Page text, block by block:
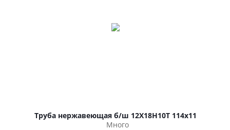
Труба нержавеющая б/ш 12Х18Н10Т 114х11
Много